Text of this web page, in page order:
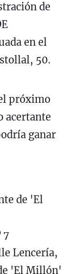
de
en el
50.
próximo
acertante
ganar
de 'El
7
Lencería,
'El Millón'